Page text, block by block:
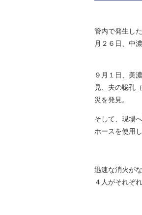
管内で発生し
月２６日、中
９月１日、美
見、夫の聡孔
災を発見。
そして、現場
ホースを使用
迅速な消火が
４人がそれぞ